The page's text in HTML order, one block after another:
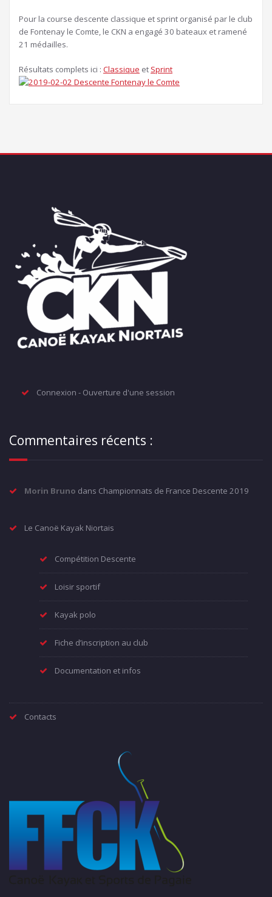
Pour la course descente classique et sprint organisé par le club
de Fontenay le Comte, le CKN a engagé 30 bateaux et ramené
21 médailles.
Résultats complets ici : Classique et Sprint
Connexion - Ouverture d'une session
Commentaires récents :
Morin Bruno dans Championnats de France Descente 2019
Le Canoë Kayak Niortais
Compétition Descente
Loisir sportif
Kayak polo
Fiche d’inscription au club
Documentation et infos
Contacts